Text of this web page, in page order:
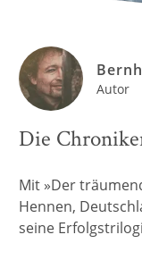
Autor
Die
Mit »Der
Hennen,
seine